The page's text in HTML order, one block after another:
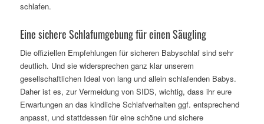
schlafen.
Eine sichere Schlafumgebung für einen Säugling
Die offiziellen Empfehlungen für sicheren Babyschlaf sind sehr
deutlich. Und sie widersprechen ganz klar unserem
gesellschaftlichen Ideal von lang und allein schlafenden Babys.
Daher ist es, zur Vermeidung von SIDS, wichtig, dass ihr eure
Erwartungen an das kindliche Schlafverhalten ggf. entsprechend
anpasst, und stattdessen für eine schöne und sichere